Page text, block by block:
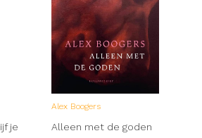
je
Alex Boogers
Alleen met de goden